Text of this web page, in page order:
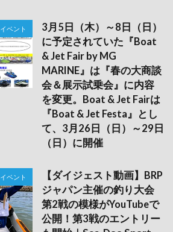
イベント
3月5日（木）～8日（日）
に予定されていた『Boat
& Jet Fair by MG
MARINE』は『春の大商談
会＆展示試乗会』に内容
を変更。Boat & Jet Fairは
『Boat & Jet Festa』とし
て、3月26日（日）～29日
（日）に開催
イベント
【ダイジェスト動画】BRP
ジャパン主催の釣り大会
第2戦の模様がYouTubeで
公開！第3戦のエントリー